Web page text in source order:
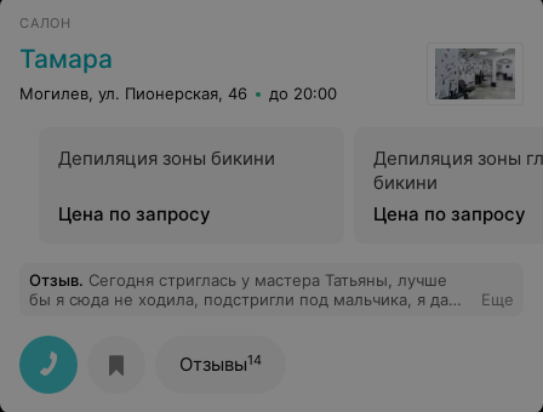
САЛОН
Тамара
Могилев, ул. Пионерская, 46 до 20:00
Депиляция зоны бикини
Цена по запросу
Депиляция зоны
бикини
Цена по запросу
Отзыв. Сегодня стриглась у мастера Татьяны, лучше
бы я сюда не ходила, подстригли под мальчика, я даже
ходить. Раньше работали отличные мастера своего
дела, а сейчас не понятно..., вроде как салон
мастерство должно быть на высоте, но нет.Я в шоке от
профессионализма.
Еще
Отзывы14